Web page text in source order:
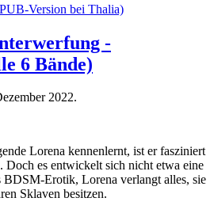
Version bei Thalia)
-
6 Bände)
2022.
Lorena kennenlernt, ist er fasziniert
Doch es entwickelt sich nicht etwa eine
BDSM-Erotik, Lorena verlangt alles, sie
Sklaven besitzen.